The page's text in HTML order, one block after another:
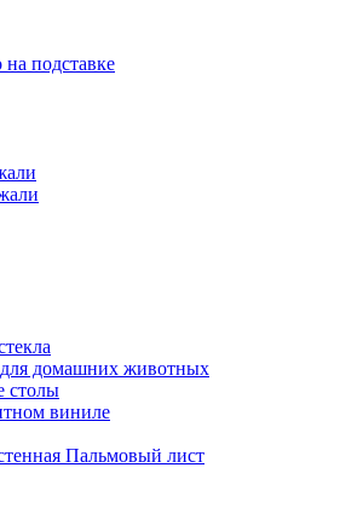
подставке
домашних животных
столы
виниле
Пальмовый лист